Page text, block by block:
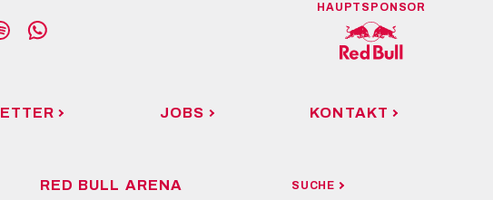
HAUPTSPONSOR
JOBS KONTAKT
RED BULL ARENA
SUCHE